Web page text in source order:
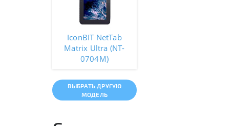
IconBIT NetTab
Matrix Ultra (NT-
0704M)
ВЫБРАТЬ ДРУГУЮ
МОДЕЛЬ